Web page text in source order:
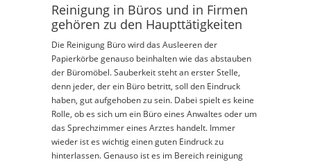
Reinigung in Büros und in Firmen
gehören zu den Haupttätigkeiten
Die Reinigung Büro wird das Ausleeren der
Papierkörbe genauso beinhalten wie das abstauben
der Büromöbel. Sauberkeit steht an erster Stelle,
denn jeder, der ein Büro betritt, soll den Eindruck
haben, gut aufgehoben zu sein. Dabei spielt es keine
Rolle, ob es sich um ein Büro eines Anwaltes oder um
das Sprechzimmer eines Arztes handelt. Immer
wieder ist es wichtig einen guten Eindruck zu
hinterlassen. Genauso ist es im Bereich reinigung